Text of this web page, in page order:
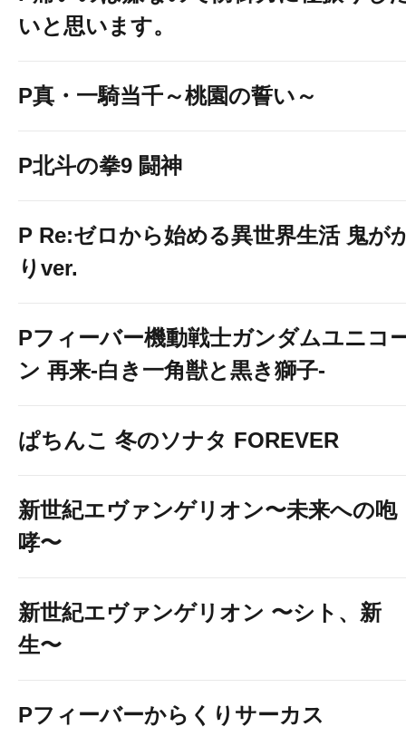
いと思います。
P真・一騎当千～桃園の誓い～
P北斗の拳9 闘神
P Re:ゼロから始める異世界生活 鬼が
りver.
Pフィーバー機動戦士ガンダムユニコ
ン 再来-白き一角獣と黒き獅子-
ぱちんこ 冬のソナタ FOREVER
新世紀エヴァンゲリオン〜未来への咆
哮〜
新世紀エヴァンゲリオン 〜シト、新
生〜
Pフィーバーからくりサーカス